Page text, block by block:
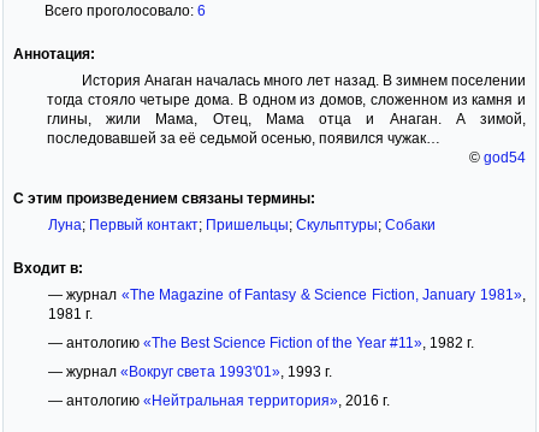
Всего проголосовало: 6
Аннотация:
История Анаган началась много лет назад. В зимнем поселении
тогда стояло четыре дома. В одном из домов, сложенном из камня и
глины, жили Мама, Отец, Мама отца и Анаган. А зимой,
последовавшей за её седьмой осенью, появился чужак…
© god54
С этим произведением связаны термины:
Луна; Первый контакт; Пришельцы; Скульптуры; Собаки
Входит в:
— журнал «The Magazine of Fantasy & Science Fiction, January 1981»
1981 г.
— антологию «The Best Science Fiction of the Year #11», 1982 г.
— журнал «Вокруг света 1993'01», 1993 г.
— антологию «Нейтральная территория», 2016 г.